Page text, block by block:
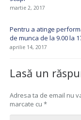
martie 2, 2017
Pentru a atinge
de munca de la 9.00 la
aprilie 14, 2017
Lasă un
Adresa ta de email nu
marcate cu *